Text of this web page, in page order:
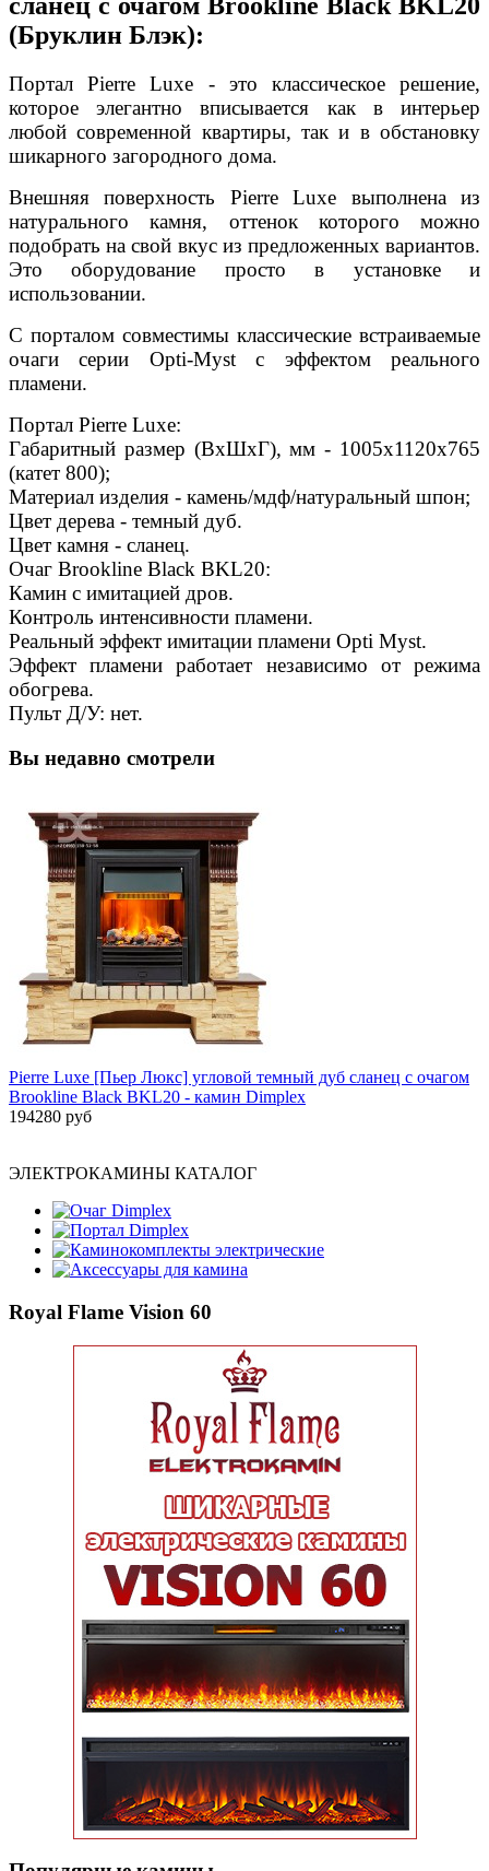
(Бруклин Блэк):
Портал Pierre Luxe - это классическое решение,
которое элегантно вписывается как в интерьер
любой современной квартиры, так и в обстановку
шикарного загородного дома.
Внешняя поверхность Pierre Luxe выполнена из
натурального камня, оттенок которого можно
подобрать на свой вкус из предложенных вариантов.
Это оборудование просто в установке и
использовании.
С порталом совместимы классические встраиваемые
очаги серии Opti-Myst с эффектом реального
пламени.
Портал Pierre Luxe:
Габаритный размер (ВхШхГ), мм - 1005х1120х765
(катет 800);
Материал изделия - камень/мдф/натуральный шпон;
Цвет дерева - темный дуб.
Цвет камня - сланец.
Очаг Brookline Black BKL20:
Камин с имитацией дров.
Контроль интенсивности пламени.
Реальный эффект имитации пламени Opti Myst.
Эффект пламени работает независимо от режима
обогрева.
Пульт Д/У: нет.
Вы недавно смотрели
Pierre Luxe [Пьер Люкс] угловой темный дуб сланец с очагом
Brookline Black BKL20 - камин Dimplex
194280 руб
ЭЛЕКТРОКАМИНЫ КАТАЛОГ
Очаг Dimplex
Портал Dimplex
Каминокомплекты электрические
Аксессуары для камина
Royal Flame Vision 60